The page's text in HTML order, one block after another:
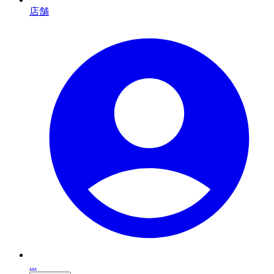
店舗
...